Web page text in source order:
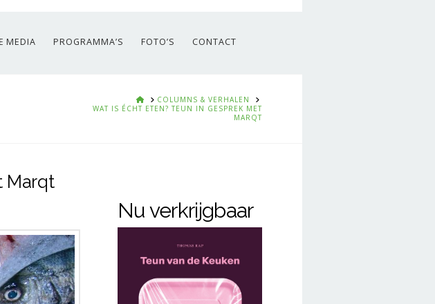
MEDIA PROGRAMMA’S FOTO’S CONTACT
HOMECOLUMNS & VERHALEN
WAT IS ÉCHT ETEN? TEUN IN GESPREK MET
MARQT
Marqt
Nu verkrijgbaar